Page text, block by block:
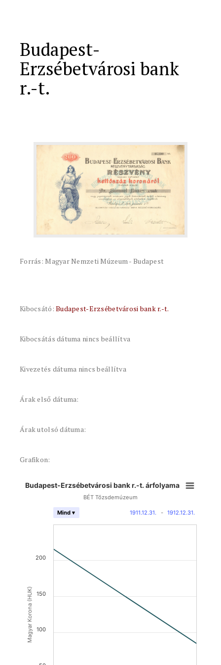
Budapest-
Erzsébetvárosi bank
r.-t.
Forrás: Magyar Nemzeti Múzeum - Budapest
Kibocsátó:Budapest-Erzsébetvárosi bank r.-t.
Kibocsátás dátuma nincs beállítva
Kivezetés dátuma nincs beállítva
Árak első dátuma:
Árak utolsó dátuma:
Grafikon:
Magyar Korona (HUK)
Budapest-Erzsébetvárosi bank r.-t. árfolyama
BÉT Tőzsdemúzeum
1911.12.31. - 1912.12.31.
Mind ▾
100
150
200